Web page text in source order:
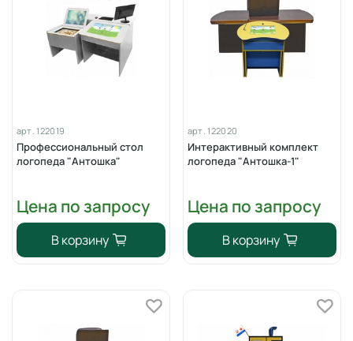
арт.122019
Профессиональный стол
логопеда "Антошка"
Цена по запросу
В корзину
арт.122020
Интерактивный комплект
логопеда "Антошка-1"
Цена по запросу
В корзину